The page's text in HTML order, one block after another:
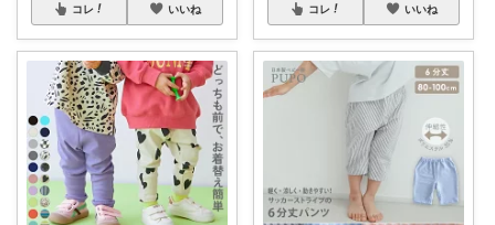
コレ いいね コレ いいね